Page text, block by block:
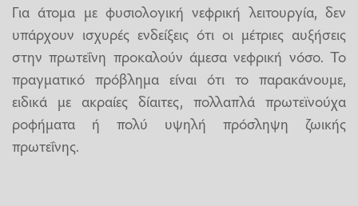
Για άτομα με φυσιολογική νεφρική λειτουργία, δεν
υπάρχουν ισχυρές ενδείξεις ότι οι μέτριες αυξήσεις
στην πρωτεΐνη προκαλούν άμεσα νεφρική νόσο. Το
πραγματικό πρόβλημα είναι ότι το παρακάνουμε,
ειδικά με ακραίες δίαιτες, πολλαπλά πρωτεϊνούχα
ροφήματα ή πολύ υψηλή πρόσληψη ζωικής
πρωτεΐνης.